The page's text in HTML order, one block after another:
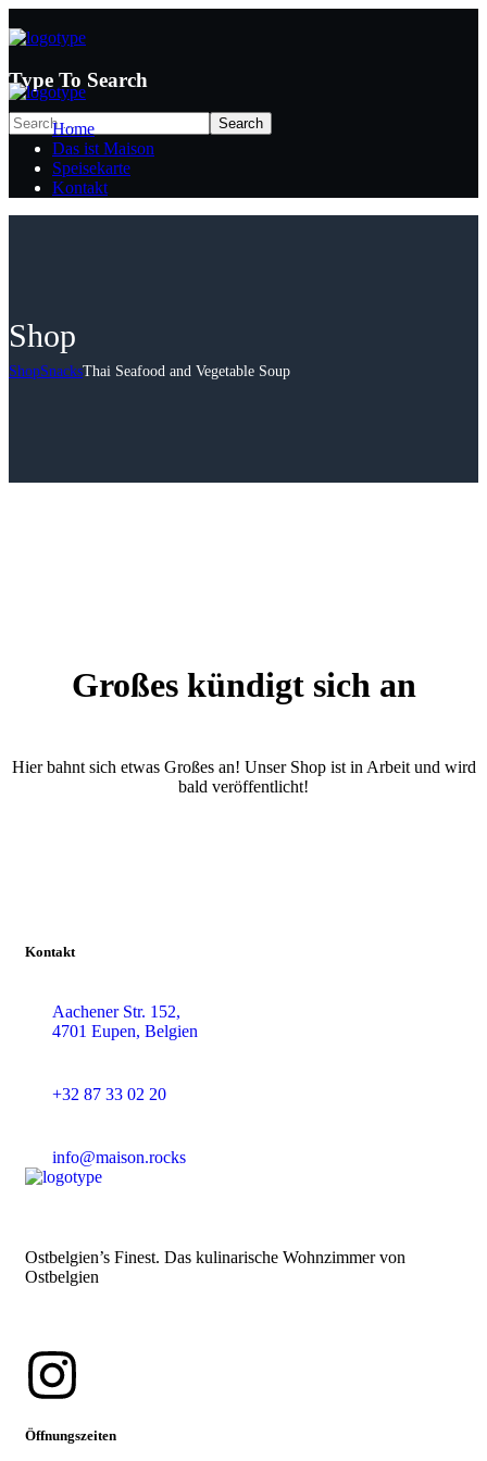
Type To Search
Home
Das ist Maison
Speisekarte
Kontakt
Shop
ShopSnacksThai Seafood and Vegetable Soup
Großes kündigt sich an
Hier bahnt sich etwas Großes an! Unser Shop ist in Arbeit und wird
bald veröffentlicht!
Kontakt
Aachener Str. 152,
4701 Eupen, Belgien
+32 87 33 02 20
info@maison.rocks
Ostbelgien’s Finest. Das kulinarische Wohnzimmer von
Ostbelgien
Öffnungszeiten